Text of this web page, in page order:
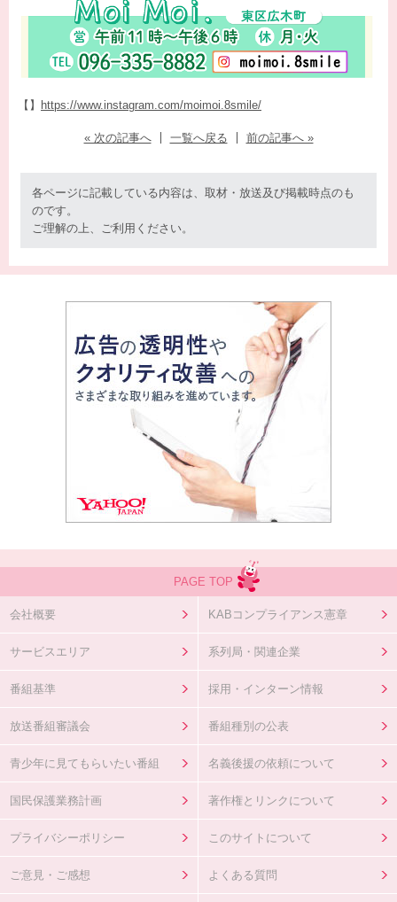
【】 https://www.instagram.com/moimoi.8smile/
« 次の記事へ 一覧へ戻る 前の記事へ »
各ページに記載している内容は、取材・放送及び掲載時点のも
のです。
ご理解の上、ご利用ください。
PAGE TOP
会社概要 KABコンプライアンス憲章
サービスエリア 系列局・関連企業
番組基準 採用・インターン情報
放送番組審議会 番組種別の公表
青少年に見てもらいたい番組 名義後援の依頼について
国民保護業務計画 著作権とリンクについて
プライバシーポリシー このサイトについて
ご意見・ご感想 よくある質問